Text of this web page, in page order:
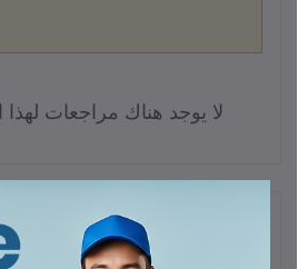
لا يوجد هناك مراجعات لهذا